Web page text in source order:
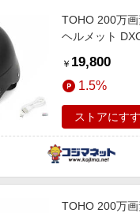
TOHO 200万
ヘルメット
￥ 19,800
1.5%
ストアにす
TOHO 200万